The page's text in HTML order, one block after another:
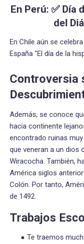
En Perú: ✅ Día
del
En Chile aún se
España "El día de la
Controversia
Además, se conoce
hacia continente
encontrado ruinas
que veneran a un dios
Wiracocha. También,
América siglos
Colón. Por tanto,
de 1492.
Trabajos
Te traemos